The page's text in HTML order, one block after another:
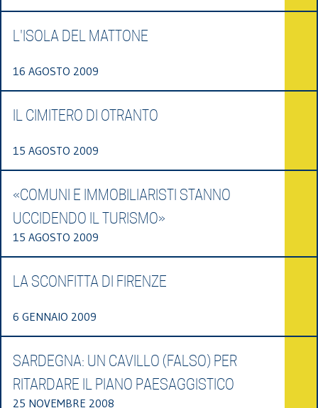
L'ISOLA DEL MATTONE
16 AGOSTO 2009
IL CIMITERO DI OTRANTO
15 AGOSTO 2009
«COMUNI E IMMOBILIARISTI STANNO
UCCIDENDO IL TURISMO»
15 AGOSTO 2009
LA SCONFITTA DI FIRENZE
6 GENNAIO 2009
SARDEGNA: UN CAVILLO (FALSO) PER
RITARDARE IL PIANO PAESAGGISTICO
25 NOVEMBRE 2008